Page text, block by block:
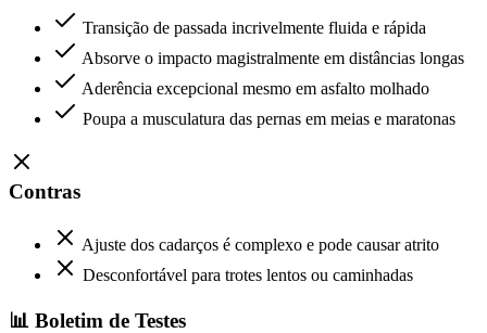
Transição de passada incrivelmente fluida e rápida
Absorve o impacto magistralmente em distâncias longas
Aderência excepcional mesmo em asfalto molhado
Poupa a musculatura das pernas em meias e maratonas
Contras
Ajuste dos cadarços é complexo e pode causar atrito
Desconfortável para trotes lentos ou caminhadas
📊 Boletim de Testes